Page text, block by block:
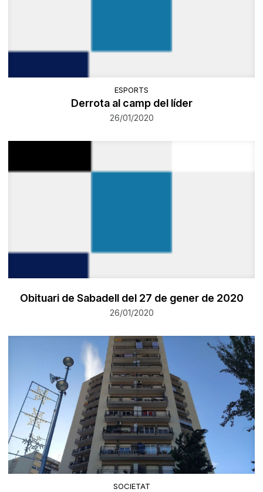
ESPORTS
Derrota al camp del líder
26/01/2020
Obituari de Sabadell del 27 de gener de 2020
26/01/2020
SOCIETAT